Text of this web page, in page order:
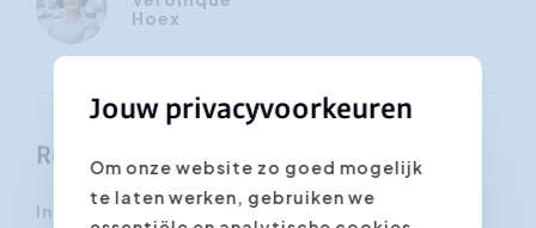
Hoex
Resultaten
In deze training krijgt je de online
Jouw privacyvoorkeuren
Om onze website zo goed mogelijk
te laten werken, gebruiken we